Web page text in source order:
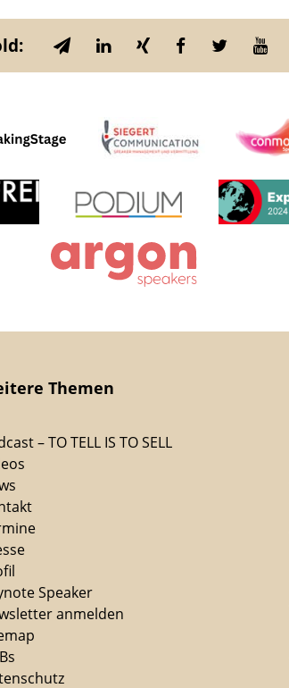
Themen
– TO TELL IS TO SELL
Speaker
anmelden